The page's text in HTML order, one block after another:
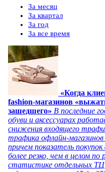
За месяц
За квартал
За год
За все время
«Когда
fashion-магазинов
зашедшего» В последние
обуви и аксессуарах
снижения входящего
трафика офлайн-магазинов
причем показатель
более резко, чем в целом
статистике отдельных ТЦ